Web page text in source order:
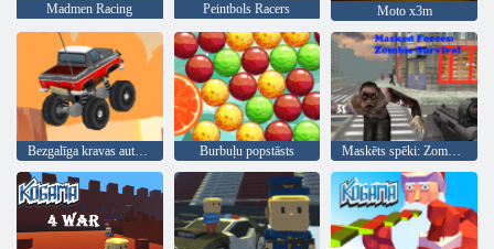
Madmen Racing Peintbols Racers Moto x3m
Bezgalīga kravas automašīna Burbuļu popstāsts Maskēts spēki: Zombie Survival